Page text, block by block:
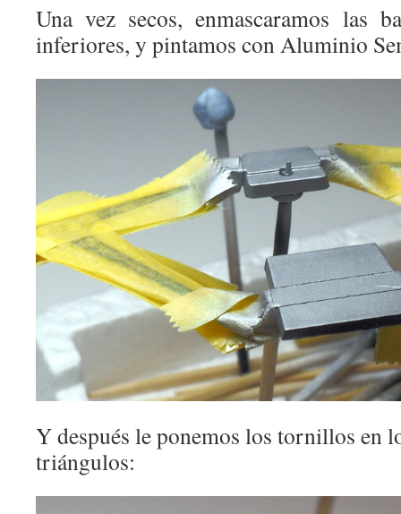
Una vez secos, enmascaramos las
inferiores, y pintamos con Aluminio
Y después le ponemos los tornillos en
triángulos: